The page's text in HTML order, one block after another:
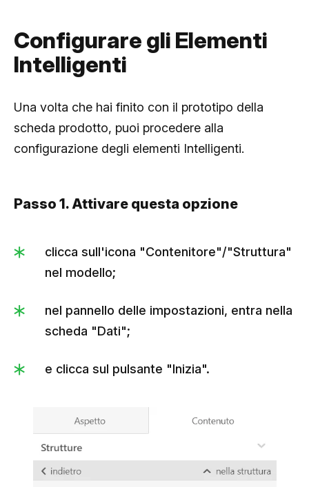
Configurare gli Elementi
Intelligenti
Una volta che hai finito con il prototipo della
scheda prodotto, puoi procedere alla
configurazione degli elementi Intelligenti.
Passo 1. Attivare questa opzione
clicca sull'icona "Contenitore"/"Struttura"
nel modello;
nel pannello delle impostazioni, entra nella
scheda "Dati";
e clicca sul pulsante "Inizia".